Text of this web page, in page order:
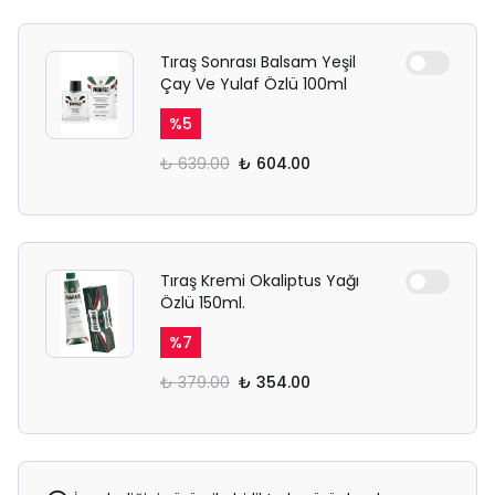
Tıraş Sonrası Balsam Yeşil
Çay Ve Yulaf Özlü 100ml
%5
₺ 639.00 ₺ 604.00
Tıraş Kremi Okaliptus Yağı
Özlü 150ml.
%7
₺ 379.00 ₺ 354.00